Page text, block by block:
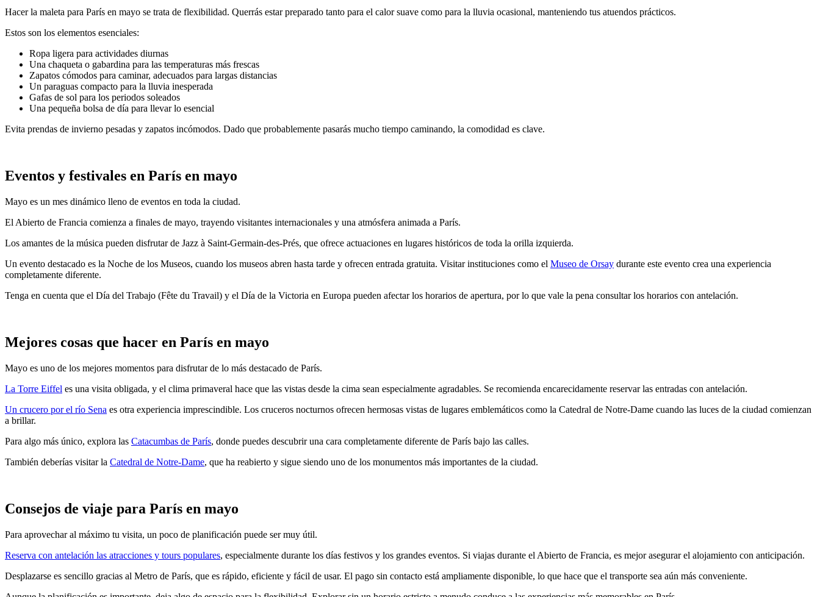
Hacer la maleta para París en mayo se trata de flexibilidad. Querrás estar preparado tanto para el calor suave como para la lluvia ocasional, manteniendo tus atuendos prácticos.
Estos son los elementos esenciales:
Ropa ligera para actividades diurnas
Una chaqueta o gabardina para las temperaturas más frescas
Zapatos cómodos para caminar, adecuados para largas distancias
Un paraguas compacto para la lluvia inesperada
Gafas de sol para los periodos soleados
Una pequeña bolsa de día para llevar lo esencial
Evita prendas de invierno pesadas y zapatos incómodos. Dado que probablemente pasarás mucho tiempo caminando, la comodidad es clave.
Eventos y festivales en París en mayo
Mayo es un mes dinámico lleno de eventos en toda la ciudad.
El Abierto de Francia comienza a finales de mayo, trayendo visitantes internacionales y una atmósfera animada a París.
Los amantes de la música pueden disfrutar de Jazz à Saint-Germain-des-Prés, que ofrece actuaciones en lugares históricos de toda la orilla izquierda.
Un evento destacado es la Noche de los Museos, cuando los museos abren hasta tarde y ofrecen entrada gratuita. Visitar instituciones como el Museo de Orsay durante este evento crea una experiencia
completamente diferente.
Tenga en cuenta que el Día del Trabajo (Fête du Travail) y el Día de la Victoria en Europa pueden afectar los horarios de apertura, por lo que vale la pena consultar los horarios con antelación.
Mejores cosas que hacer en París en mayo
Mayo es uno de los mejores momentos para disfrutar de lo más destacado de París.
La Torre Eiffel es una visita obligada, y el clima primaveral hace que las vistas desde la cima sean especialmente agradables. Se recomienda encarecidamente reservar las entradas con antelación.
Un crucero por el río Sena es otra experiencia imprescindible. Los cruceros nocturnos ofrecen hermosas vistas de lugares emblemáticos como la Catedral de Notre-Dame cuando las luces de la ciudad comienzan
a brillar.
Para algo más único, explora las Catacumbas de París, donde puedes descubrir una cara completamente diferente de París bajo las calles.
También deberías visitar la Catedral de Notre-Dame, que ha reabierto y sigue siendo uno de los monumentos más importantes de la ciudad.
Consejos de viaje para París en mayo
Para aprovechar al máximo tu visita, un poco de planificación puede ser muy útil.
Reserva con antelación las atracciones y tours populares, especialmente durante los días festivos y los grandes eventos. Si viajas durante el Abierto de Francia, es mejor asegurar el alojamiento con anticipación.
Desplazarse es sencillo gracias al Metro de París, que es rápido, eficiente y fácil de usar. El pago sin contacto está ampliamente disponible, lo que hace que el transporte sea aún más conveniente.